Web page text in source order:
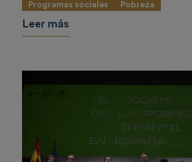
Programas sociales Pobreza
Leer más